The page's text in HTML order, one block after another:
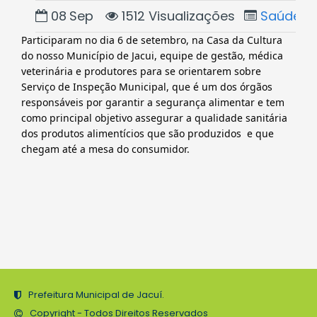
08 Sep 1512 Visualizações Saúde
Participaram no dia 6 de setembro, na Casa da Cultura
do nosso Município de Jacui, equipe de gestão, médica
veterinária e produtores para se orientarem sobre
Serviço de Inspeção Municipal, que é um dos órgãos
responsáveis por garantir a segurança alimentar e tem
como principal objetivo assegurar a qualidade sanitária
dos produtos alimentícios que são produzidos  e que
chegam até a mesa do consumidor.
Prefeitura Municipal de Jacuí.
Copyright - Todos Direitos Reservados